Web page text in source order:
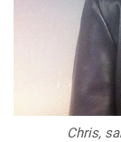
Chris,